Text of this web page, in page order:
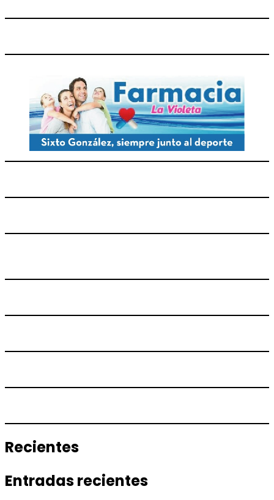
Recientes
Entradas recientes